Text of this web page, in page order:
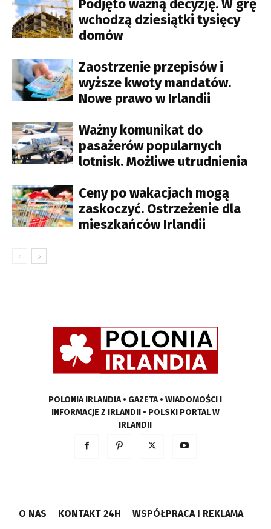
Podjęto ważną decyzję. W grę
wchodzą dziesiątki tysięcy
domów
Zaostrzenie przepisów i
wyższe kwoty mandatów.
Nowe prawo w Irlandii
Ważny komunikat do
pasażerów popularnych
lotnisk. Możliwe utrudnienia
Ceny po wakacjach mogą
zaskoczyć. Ostrzeżenie dla
mieszkańców Irlandii
POLONIA IRLANDIA • GAZETA • WIADOMOŚCI I
INFORMACJE Z IRLANDII • POLSKI PORTAL W
IRLANDII
O NAS KONTAKT 24H WSPÓŁPRACA I REKLAMA